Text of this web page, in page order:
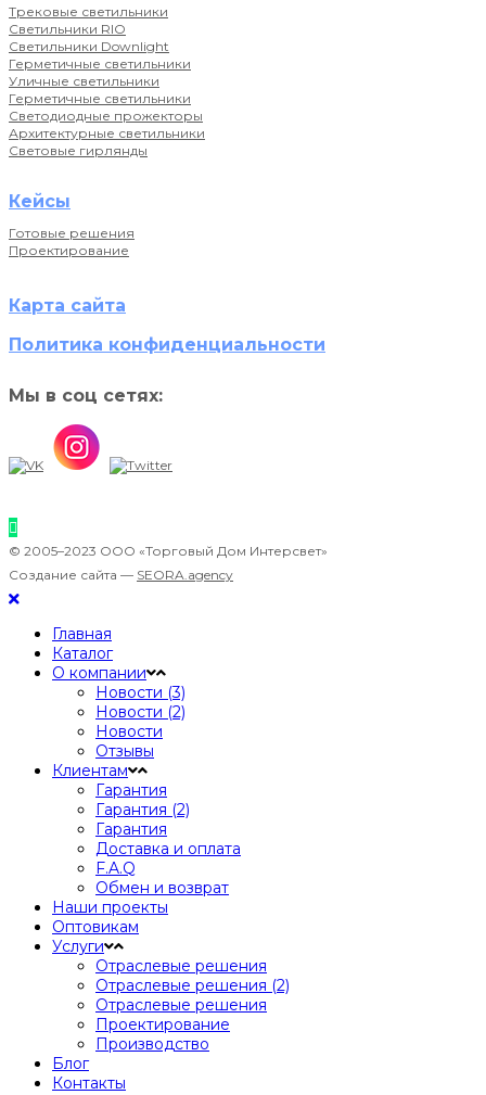
Трековые светильники
Светильники RIO
Светильники Downlight
Герметичные светильники
Уличные светильники
Герметичные светильники
Светодиодные прожекторы
Архитектурные светильники
Световые гирлянды
Кейсы
Готовые решения
Проектирование
Карта сайта
Политика конфиденциальности
Мы в соц сетях:
© 2005–2023 ООО «Торговый Дом Интерсвет»
Создание сайта — SEORA.agency
Главная
Каталог
О компании
Новости (3)
Новости (2)
Новости
Отзывы
Клиентам
Гарантия
Гарантия (2)
Гарантия
Доставка и оплата
F.A.Q
Обмен и возврат
Наши проекты
Оптовикам
Услуги
Отраслевые решения
Отраслевые решения (2)
Отраслевые решения
Проектирование
Производство
Блог
Контакты